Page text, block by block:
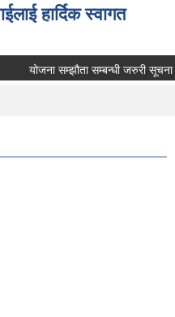
हार्दिक स्वागत
सम्झौता सम्बन्धी जरुरी सूचना ।